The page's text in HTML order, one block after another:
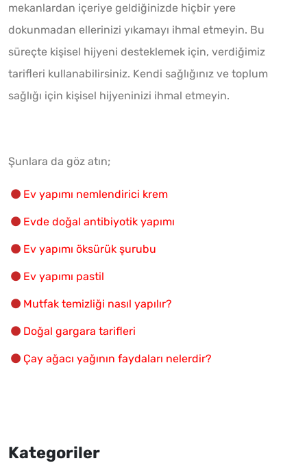
mekanlardan içeriye geldiğinizde hiçbir yere
dokunmadan ellerinizi yıkamayı ihmal etmeyin. Bu
süreçte kişisel hijyeni desteklemek için, verdiğimiz
tarifleri kullanabilirsiniz. Kendi sağlığınız ve toplum
sağlığı için kişisel hijyeninizi ihmal etmeyin.
Şunlara da göz atın;
Ev yapımı nemlendirici krem
Evde doğal antibiyotik yapımı
Ev yapımı öksürük şurubu
Ev yapımı pastil
Mutfak temizliği nasıl yapılır?
Doğal gargara tarifleri
Çay ağacı yağının faydaları nelerdir?
Kategoriler